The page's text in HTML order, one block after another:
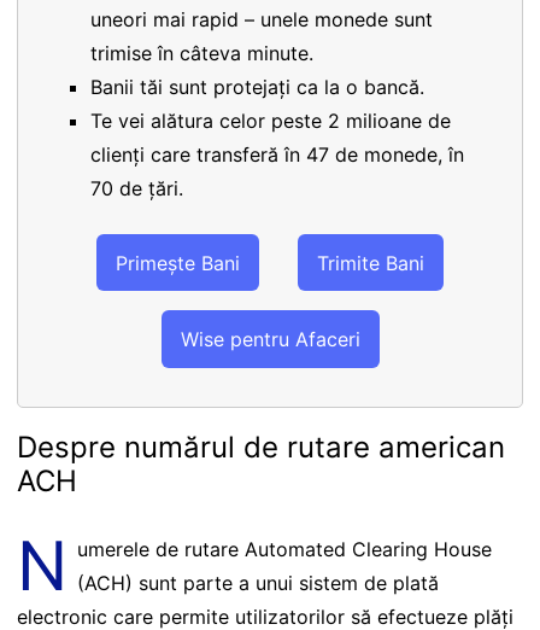
uneori mai rapid – unele monede sunt
trimise în câteva minute.
Banii tăi sunt protejați ca la o bancă.
Te vei alătura celor peste 2 milioane de
clienți care transferă în 47 de monede, în
70 de țări.
Primește Bani Trimite Bani
Wise pentru Afaceri
Despre numărul de rutare american
ACH
N
umerele de rutare Automated Clearing House
(ACH) sunt parte a unui sistem de plată
electronic care permite utilizatorilor să efectueze plăți